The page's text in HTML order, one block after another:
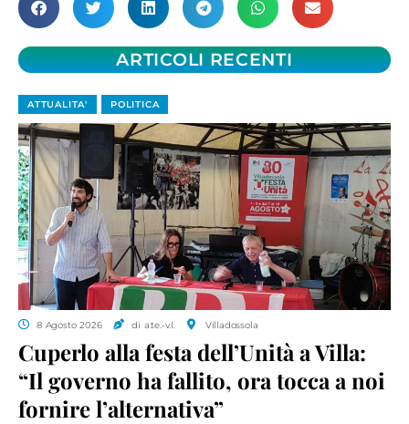
ARTICOLI RECENTI
ATTUALITA' POLITICA
8 Agosto 2026 di a.te.-v.l. Villadossola
Cuperlo alla festa dell’Unità a Villa:
“Il governo ha fallito, ora tocca a noi
fornire l’alternativa”